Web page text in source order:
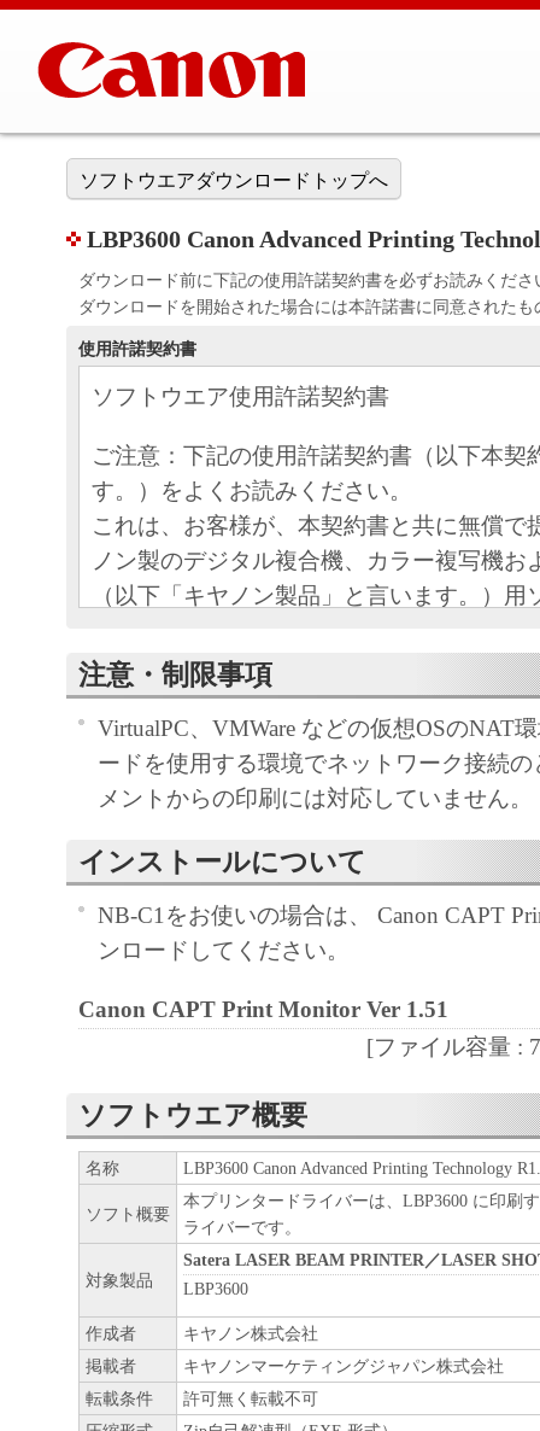
ソフトウエアダウンロードトップへ
LBP3600 Canon Advanced Printing
ダウンロード前に下記の使用許諾契約書を必ずお読みくださ
ダウンロードを開始された場合には本許諾書に同意された
使用許諾契約書
ソフトウエア使用許諾契約書
ご注意：下記の使用許諾契約書（以下本契
す。）をよくお読みください。
これは、お客様が、本契約書と共に無償で
ノン製のデジタル複合機、カラー複写機お
（以下「キヤノン製品」と言います。）用
以下「本ソフトウエア」と言います。）を
めの、お客様とキヤノン株式会社（以下キ
す。）との間の契約書です。
お客様は、『同意』を示す下記のボタンを
点、または「本ソフトウエア」のインスト
をもって、本契約書に同意したことになり
お客様が本契約書に同意できない場合、「
ア」を使用することはできません。
１．許諾
のために、「キヤノン製品」に直接または
通じ接続される複数のコンピューター（以
契約書においては、「本ソフトウエア」を
の記憶媒体上にインストールすること、ま
ターにおいて表示すること、アクセスする
実行することのいずれも含むものとします
非独占的権利をお客様に対して許諾します
た「指定機器」にネットワークを通じて接
ューター上で、かかるコンピューターの使
「本ソフトウエア」を使用させることがで
るコンピューターの使用者に本契約書上の
注意・制限事項
VirtualPC、VMWare などの仮想OSのNAT
ードを使用する環境でネットワーク接続
メントからの印刷には対応していません。
インストールについて
NB-C1をお使いの場合は、 Canon CAPT
ンロードしてください。
Canon CAPT Print Monitor Ver 1.51
[ファイル容量 :
ソフトウエア概要
名称 LBP3600 Canon Advanced Printing Technology
ソフト概要
本プリンタードライバーは、LBP3600 に印刷
ライバーです。
対象製品
Satera LASER BEAM PRINTER／LASER
LBP3600
作成者
キヤノン株式会社
掲載者
キヤノンマーケティングジャパン株式会社
転載条件
許可無く転載不可